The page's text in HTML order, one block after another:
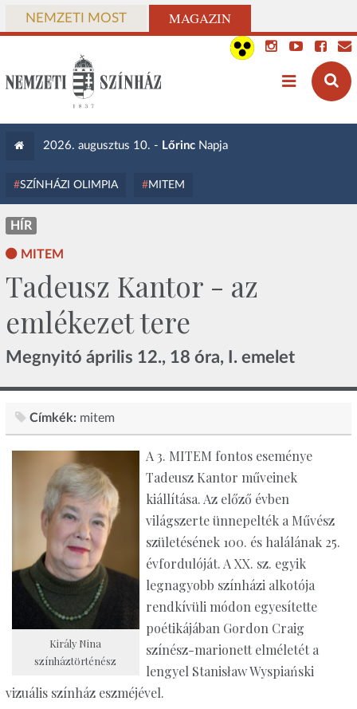
NEMZETI MOST MAGAZIN
2026. augusztus 10. - LőrincNapja
SZÍNHÁZI OLIMPIA MITEM
HÍR
MITEM
Tadeusz Kantor - az
emlékezet tere
Megnyitó április 12., 18 óra, I. emelet
Címkék: mitem
Király Nina
színháztörténész
A 3. MITEM fontos eseménye
Tadeusz Kantor műveinek
kiállítása. Az előző évben
világszerte ünnepelték a Művész
születésének 100. és halálának 25.
évfordulóját. A XX. sz. egyik
legnagyobb színházi alkotója
rendkívüli módon egyesítette
poétikájában Gordon Craig
színész-marionett elméletét a
lengyel Stanisław Wyspiański
vizuális színház eszméjével.